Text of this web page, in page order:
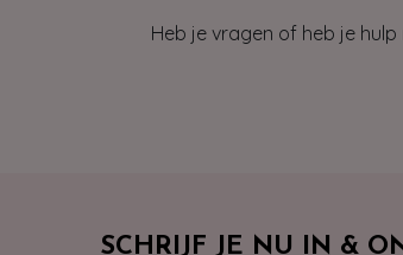
Heb je vragen of heb je
SCHRIJF JE NU IN &